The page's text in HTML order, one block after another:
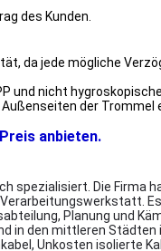
des Kunden.
da jede mögliche
und nicht
der Trommel
anbieten.
spezialisiert. Die Firma
Planung und
in den mittleren Städten
Unkosten isolierte